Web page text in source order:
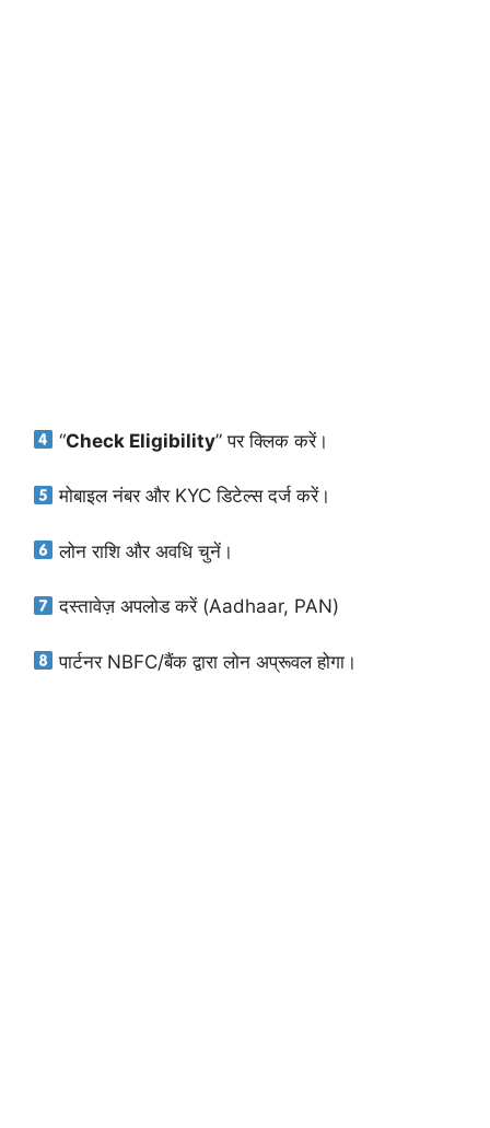
“Check Eligibility” पर क्लिक करें।
मोबाइल नंबर और KYC डिटेल्स दर्ज करें।
लोन राशि और अवधि चुनें।
दस्तावेज़ अपलोड करें (Aadhaar, PAN)
पार्टनर NBFC/बैंक द्वारा लोन अप्रूवल होगा।